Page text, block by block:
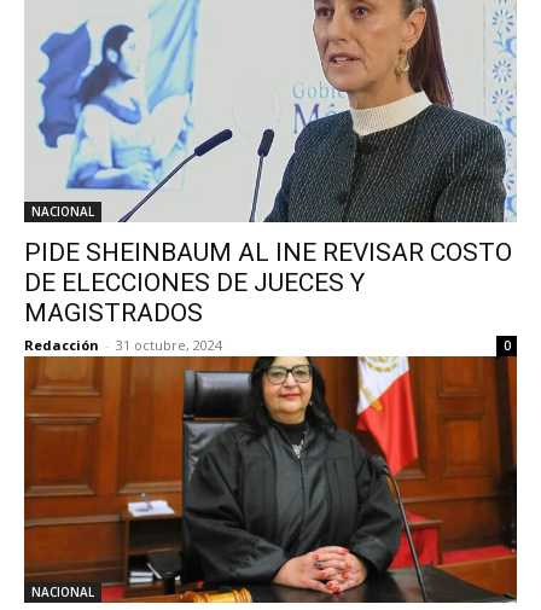
NACIONAL
PIDE SHEINBAUM AL INE REVISAR COSTO
DE ELECCIONES DE JUECES Y
MAGISTRADOS
Redacción - 31 octubre, 2024 0
NACIONAL